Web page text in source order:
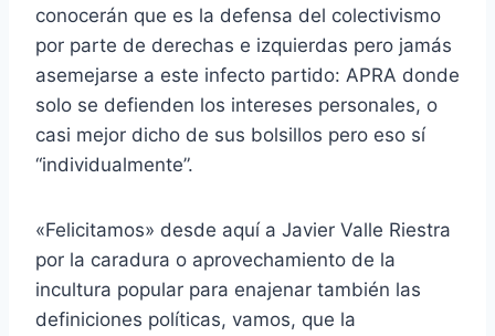
conocerán que es la defensa del colectivismo
por parte de derechas e izquierdas pero jamás
asemejarse a este infecto partido: APRA donde
solo se defienden los intereses personales, o
casi mejor dicho de sus bolsillos pero eso sí
“individualmente”.
«Felicitamos» desde aquí a Javier Valle Riestra
por la caradura o aprovechamiento de la
incultura popular para enajenar también las
definiciones políticas, vamos, que la